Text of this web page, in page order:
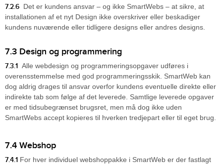
7.2.6 Det er kundens ansvar – og ikke SmartWebs – at sikre, at
installationen af et nyt Design ikke overskriver eller beskadiger
kundens nuværende eller tidligere designs eller andres designs.
7.3 Design og programmering
7.3.1 Alle webdesign og programmeringsopgaver udføres i
overensstemmelse med god programmeringsskik. SmartWeb kan
dog aldrig drages til ansvar overfor kundens eventuelle direkte eller
indirekte tab som følge af det leverede. Samtlige leverede opgaver
er med tidsubegrænset brugsret, men må dog ikke uden
SmartWebs accept kopieres til hverken tredjepart eller til eget brug.
7.4 Webshop
7.4.1 For hver individuel webshoppakke i SmartWeb er der fastlagt